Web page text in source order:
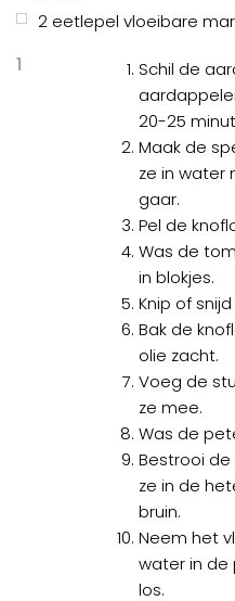
2 eetlepel vloeibare
1
Schil de
20-25
Maak de
ze in water
gaar.
Pel de
Was de
in blokjes.
Knip of
Bak de
olie zacht.
Voeg de
ze mee.
Was de
Bestrooi
ze in de
bruin.
Neem het
water in de
los.